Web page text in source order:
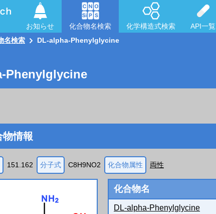
お知らせ 化合物名検索 化学構造式検索
API一覧
名検索 DL-alpha-Phenylglycine
Phenylglycine
物情報
151.162 分子式 C8H9NO2 化合物属性 両性
化合物名
DL-alpha-Phenylglycine